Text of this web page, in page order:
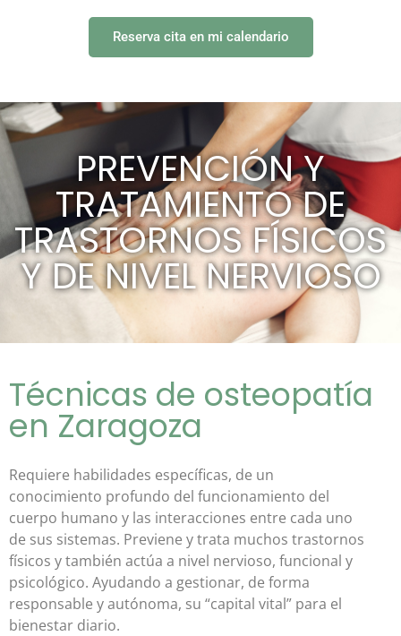
Reserva cita en mi calendario
PREVENCIÓN Y
TRATAMIENTO DE
TRASTORNOS FÍSICOS
Y DE NIVEL NERVIOSO
Técnicas de osteopatía
en Zaragoza
Requiere habilidades específicas, de un
conocimiento profundo del funcionamiento del
cuerpo humano y las interacciones entre cada uno
de sus sistemas. Previene y trata muchos trastornos
físicos y también actúa a nivel nervioso, funcional y
psicológico. Ayudando a gestionar, de forma
responsable y autónoma, su “capital vital” para el
bienestar diario.